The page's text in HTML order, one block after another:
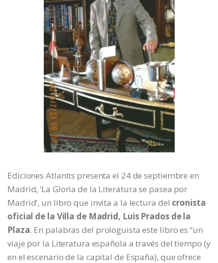
Ediciones Atlantis presenta el 24 de septiembre en
Madrid, ‘La Gloria de la Literatura se pasea por
Madrid’, un libro que invita a la lectura del cronista
oficial de la Villa de Madrid, Luis Prados de la
Plaza. En palabras del prologuista este libro es “un
viaje por la Literatura española a través del tiempo (y
en el escenario de la capital de España), que ofrece